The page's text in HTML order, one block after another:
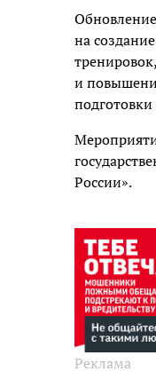
на
и
России».
Реклама